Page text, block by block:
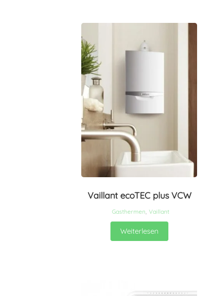
Vaillant ecoTEC plus VCW
Gasthermen, Vaillant
Weiterlesen